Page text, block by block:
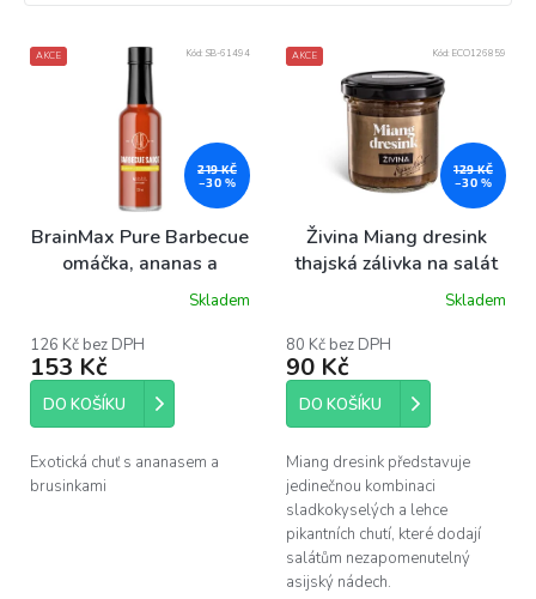
V
ý
o
d
ů
AKCE
219 KČ
–30 %
BrainMax Pure Barbecue
omáčka, ananas a
brusinky, 200 mlSkladem
126 Kč bez DPH
153 Kč
DO KOŠÍKU
Exotická chuť s ananasem a
brusinkami
Kód: SB-61494 AKCE
129 KČ
–30 %
Živina Miang dresink
thajská zálivka na salát
se zázvorem, 150 gSkladem
80 Kč bez DPH
90 Kč
DO KOŠÍKU
Miang dresink představuje
jedinečnou kombinaci
sladkokyselých a lehce
pikantních chutí, které dodají
salátům nezapomenutelný
asijský nádech.
Kód: ECO126859